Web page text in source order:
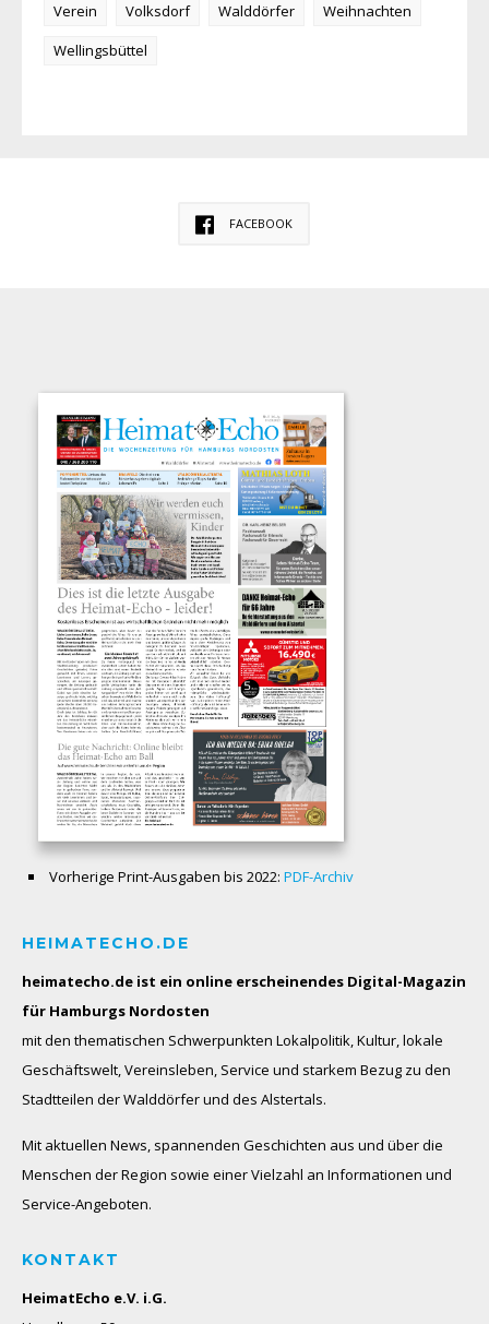
Verein
Volksdorf Walddörfer
Weihnachten
Wellingsbüttel
FACEBOOK
Vorherige Print-Ausgaben bis 2022: PDF-Archiv
HEIMATECHO.DE
heimatecho.de ist ein online erscheinendes Digital-Magazin
für Hamburgs Nordosten
mit den thematischen Schwerpunkten Lokalpolitik, Kultur, lokale
Geschäftswelt, Vereinsleben, Service und starkem Bezug zu den
Stadtteilen der Walddörfer und des Alstertals.
Mit aktuellen News, spannenden Geschichten aus und über die
Menschen der Region sowie einer Vielzahl an Informationen und
Service-Angeboten.
KONTAKT
HeimatEcho e.V. i.G.